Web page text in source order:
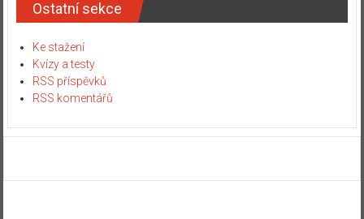
Ostatní sekce
Ke stažení
Kvízy a testy
RSS příspěvků
RSS komentářů